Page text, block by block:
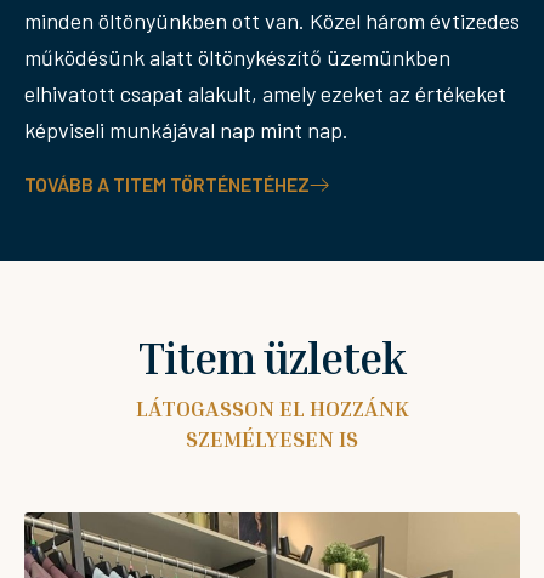
minden öltönyünkben ott van. Közel három évtizedes
működésünk alatt öltönykészítő üzemünkben
elhivatott csapat alakult, amely ezeket az értékeket
képviseli munkájával nap mint nap.
TOVÁBB A TITEM TÖRTÉNETÉHEZ
Titem üzletek
LÁTOGASSON EL HOZZÁNK
SZEMÉLYESEN IS